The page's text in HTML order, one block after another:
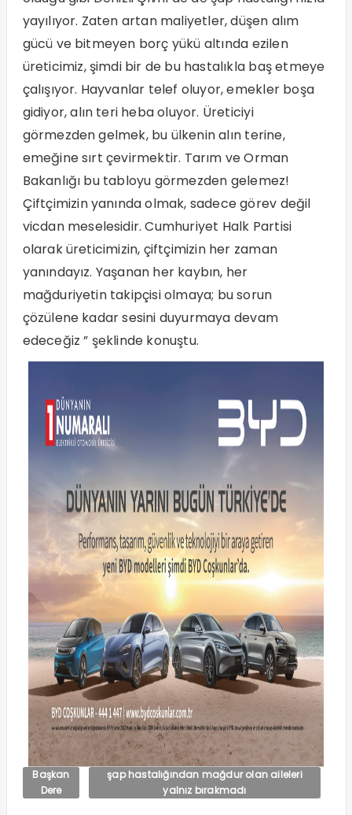
yayılıyor. Zaten artan maliyetler, düşen alım
gücü ve bitmeyen borç yükü altında ezilen
üreticimiz, şimdi bir de bu hastalıkla baş etmeye
çalışıyor. Hayvanlar telef oluyor, emekler boşa
gidiyor, alın teri heba oluyor. Üreticiyi
görmezden gelmek, bu ülkenin alın terine,
emeğine sırt çevirmektir. Tarım ve Orman
Bakanlığı bu tabloyu görmezden gelemez!
Çiftçimizin yanında olmak, sadece görev değil
vicdan meselesidir. Cumhuriyet Halk Partisi
olarak üreticimizin, çiftçimizin her zaman
yanındayız. Yaşanan her kaybın, her
mağduriyetin takipçisi olmaya; bu sorun
çözülene kadar sesini duyurmaya devam
edeceğiz ” şeklinde konuştu.
Başkan
Dere
şap hastalığından mağdur olan aileleri
yalnız bırakmadı